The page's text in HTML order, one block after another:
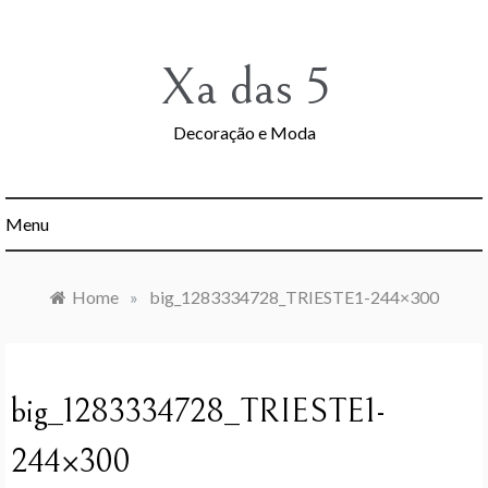
Xa das 5
Decoração e Moda
Menu
Home » big_1283334728_TRIESTE1-244×300
big_1283334728_TRIESTE1-
244×300